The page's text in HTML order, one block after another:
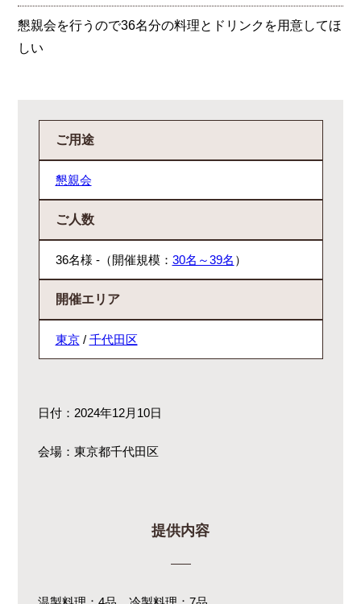
懇親会を行うので36名分の料理とドリンクを用意してほ
しい
ご用途
懇親会
ご人数
36名様 -（開催規模： 30名～39名 ）
開催エリア
東京/ 千代田区
日付：2024年12月10日
会場：東京都千代田区
提供内容